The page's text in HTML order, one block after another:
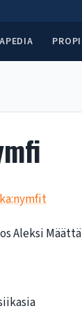
Aleksi